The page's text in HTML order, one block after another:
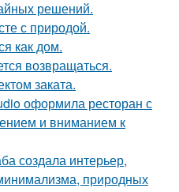
решений.
с природой.
как дом.
возвращаться.
заката.
оформила ресторан с
и вниманием к
создала интерьер,
природных